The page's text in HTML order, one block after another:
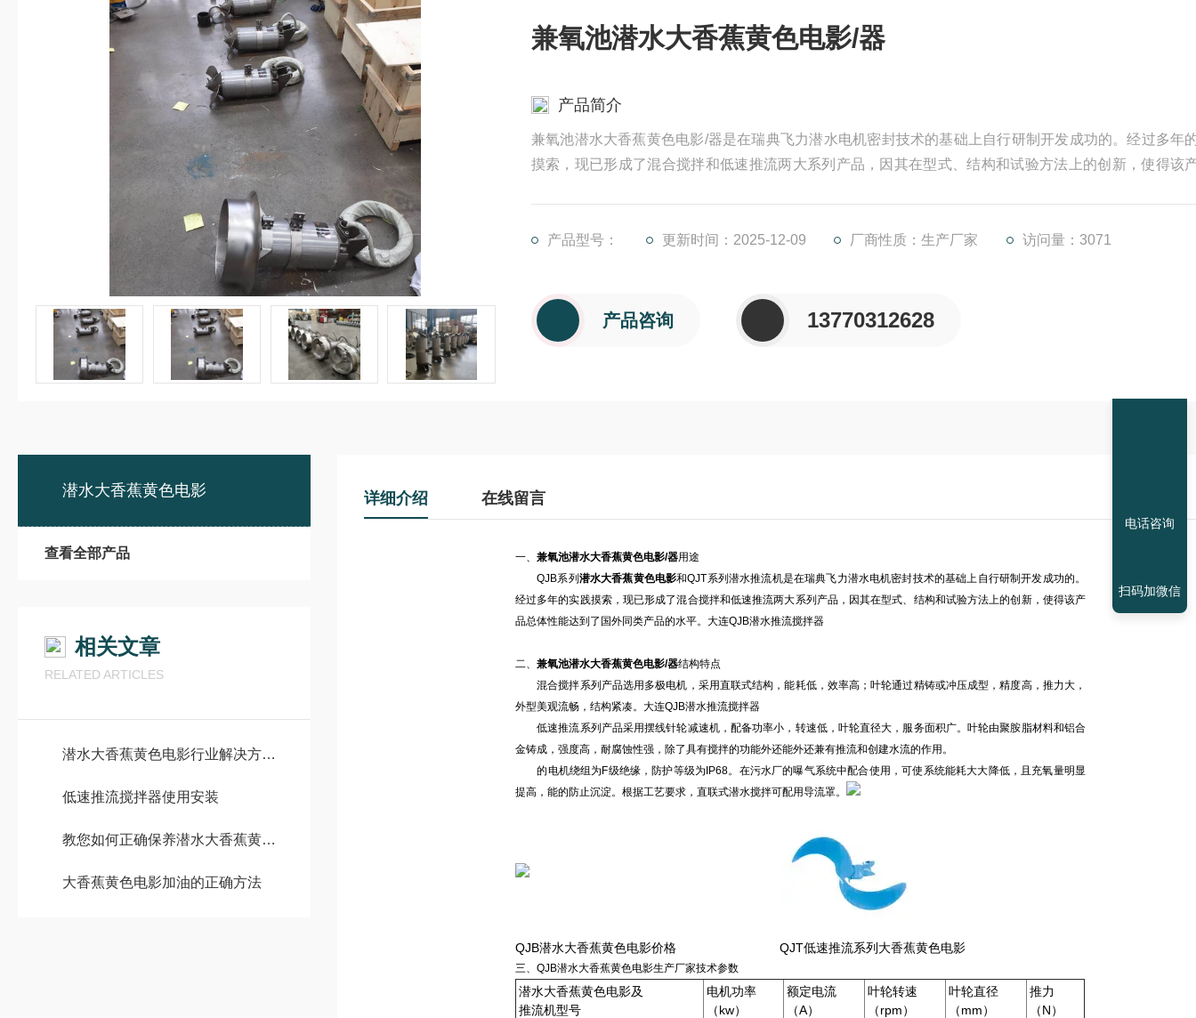
兼氧池潜水大香蕉黄色电影/器
产品简介
兼氧池潜水大香蕉黄色电影/器是在瑞典飞力潜水电机密封技术的基础上自行研制开发成功的。经过多年
摸索，现已形成了混合搅拌和低速推流两大系列产品，因其在型式、结构和试验方法上的创新，使得该
产品型号： 更新时间：2025-12-09 厂商性质：生产厂家 访问量：3071
产品咨询 13770312628
潜水大香蕉黄色电影
查看全部产品
相关文章
RELATED ARTICLES
潜水大香蕉黄色电影行业解决方案：市政污水处理、工业废水治理全场景应用指南
低速推流搅拌器使用安装
教您如何正确保养潜水大香蕉黄色电影
大香蕉黄色电影加油的正确方法
详细介绍 在线留言
一、 兼氧池潜水大香蕉黄色电影/器用途
QJB系列 潜水大香蕉黄色电影和QJT系列潜水推流机是在瑞典飞力潜水电机密封技术的基础上自行研制开发成功的。
经过多年的实践摸索，现已形成了混合搅拌和低速推流两大系列产品，因其在型式、结构和试验方法上的创新，使得该产
品总体性能达到了国外同类产品的水平。大连QJB潜水推流搅拌器
二、 兼氧池潜水大香蕉黄色电影/器结构特点
混合搅拌系列产品选用多极电机，采用直联式结构，能耗低，效率高；叶轮通过精铸或冲压成型，精度高，推力大，
外型美观流畅，结构紧凑。大连QJB潜水推流搅拌器
低速推流系列产品采用摆线针轮减速机，配备功率小，转速低，叶轮直径大，服务面积广。叶轮由聚胺脂材料和铝合
金铸成，强度高，耐腐蚀性强，除了具有搅拌的功能外还能外还兼有推流和创建水流的作用。
的电机绕组为F级绝缘，防护等级为IP68。在污水厂的曝气系统中配合使用，可使系统能耗大大降低，且充氧量明显
提高，能的防止沉淀。根据工艺要求，直联式潜水搅拌可配用导流罩。
QJB潜水大香蕉黄色电影价格 QJT低速推流系列大香蕉黄色电影
三、QJB潜水大香蕉黄色电影生产厂家技术参数
潜水大香蕉黄色电影及
推流机型号
电机功率
（kw）
额定电流
（A）
叶轮转速
（rpm）
叶轮直径
（mm）
推力
（N）
电话咨询
扫码加微信